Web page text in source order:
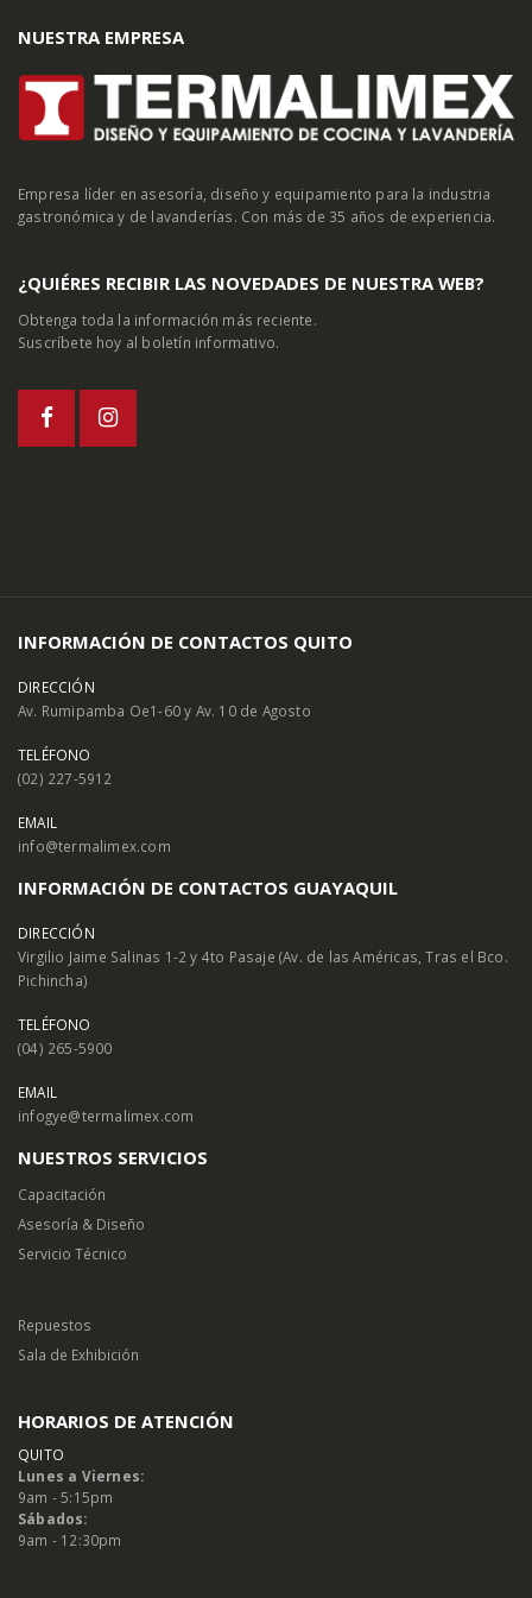
NUESTRA EMPRESA
Empresa líder en asesoría, diseño y equipamiento para la industria
gastronómica y de lavanderías. Con más de 35 años de experiencia.
¿QUIÉRES RECIBIR LAS NOVEDADES DE NUESTRA WEB?
Obtenga toda la información más reciente.
Suscríbete hoy al boletín informativo.
INFORMACIÓN DE CONTACTOS QUITO
DIRECCIÓN
Av. Rumipamba Oe1-60 y Av. 10 de Agosto
TELÉFONO
(02) 227-5912
EMAIL
info@termalimex.com
INFORMACIÓN DE CONTACTOS GUAYAQUIL
DIRECCIÓN
Virgilio Jaime Salinas 1-2 y 4to Pasaje (Av. de las Américas, Tras el Bco.
Pichincha)
TELÉFONO
(04) 265-5900
EMAIL
infogye@termalimex.com
NUESTROS SERVICIOS
Capacitación
Asesoría & Diseño
Servicio Técnico
Repuestos
Sala de Exhibición
HORARIOS DE ATENCIÓN
QUITO
Lunes a Viernes:
9am - 5:15pm
Sábados:
9am - 12:30pm